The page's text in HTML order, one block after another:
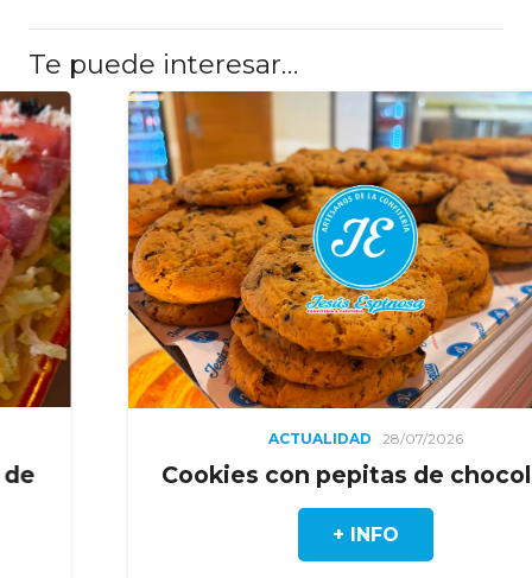
Te puede interesar…
28/07/2026
Cookies con pepitas de chocolate